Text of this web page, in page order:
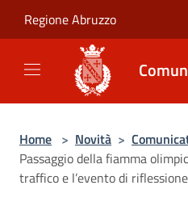
Regione Abruzzo
Home > Novità >
Passaggio della fiamma
traffico e l’evento di riflessione